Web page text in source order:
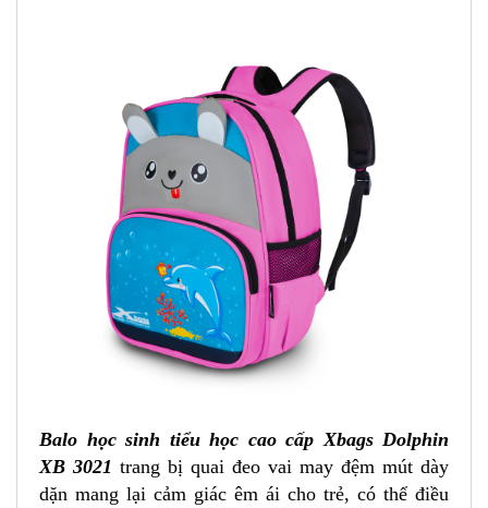
Balo học sinh tiểu học cao cấp Xbags Dolphin
XB 3021 trang bị quai đeo vai may đệm mút dày
dặn mang lại cảm giác êm ái cho trẻ, có thể điều